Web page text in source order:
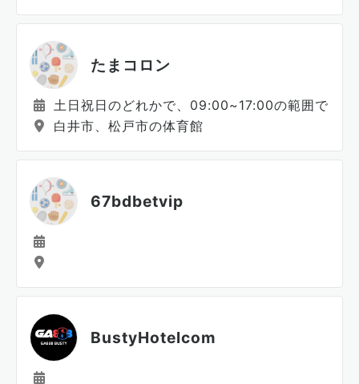
たまコロン
土日祝日のどれかで、09:00~17:00の範囲で２
白井市、松戸市の体育館
67bdbetvip
BustyHotelcom